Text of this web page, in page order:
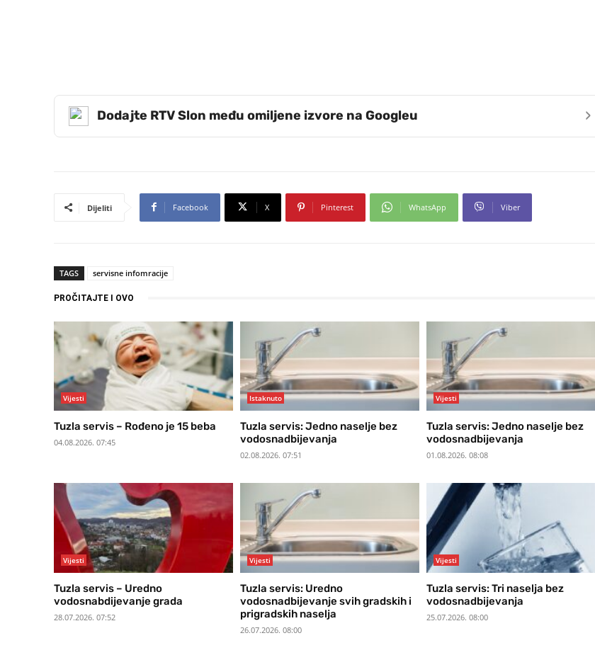
Dodajte RTV Slon među omiljene izvore na Googleu ›
Dijeliti Facebook X Pinterest WhatsApp Viber
TAGS servisne infomracije
PROČITAJTE I OVO
Vijesti
Tuzla servis – Rođeno je 15 beba
04.08.2026. 07:45
Istaknuto
Tuzla servis: Jedno naselje bez
vodosnadbijevanja
02.08.2026. 07:51
Vijesti
Tuzla servis: Jedno naselje bez
vodosnadbijevanja
01.08.2026. 08:08
Vijesti
Tuzla servis – Uredno
vodosnabdijevanje grada
28.07.2026. 07:52
Vijesti
Tuzla servis: Uredno
vodosnadbijevanje svih gradskih i
prigradskih naselja
26.07.2026. 08:00
Vijesti
Tuzla servis: Tri naselja bez
vodosnadbijevanja
25.07.2026. 08:00